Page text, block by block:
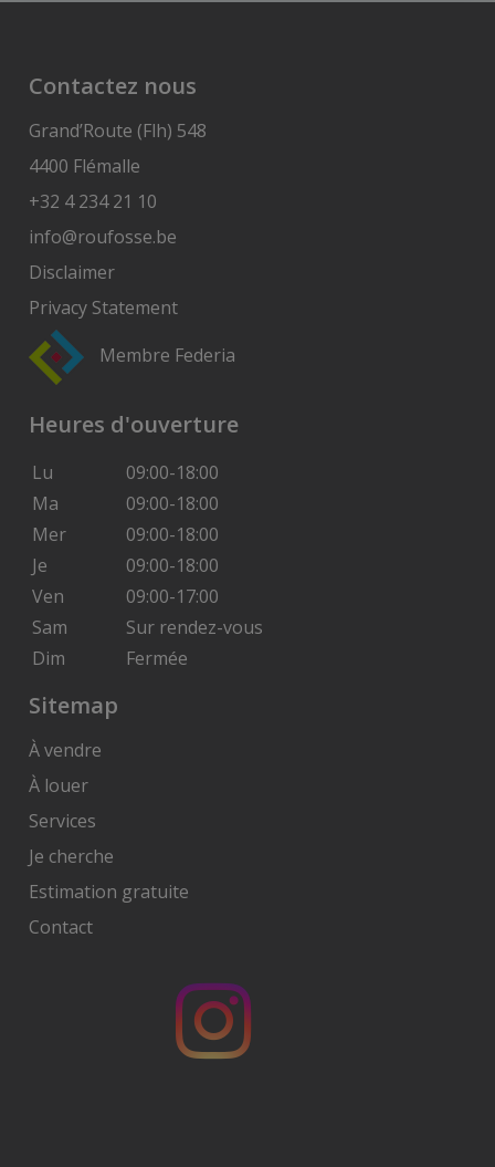
Contactez nous
Grand’Route (Flh) 548
4400 Flémalle
+32 4 234 21 10
info@roufosse.be
Disclaimer
Privacy Statement
Membre Federia
Heures d'ouverture
Lu
09:00-18:00
Ma
09:00-18:00
Mer
09:00-18:00
Je
09:00-18:00
Ven
09:00-17:00
Sam
Sur rendez-vous
Dim
Fermée
Sitemap
À vendre
À louer
Services
Je cherche
Estimation gratuite
Contact